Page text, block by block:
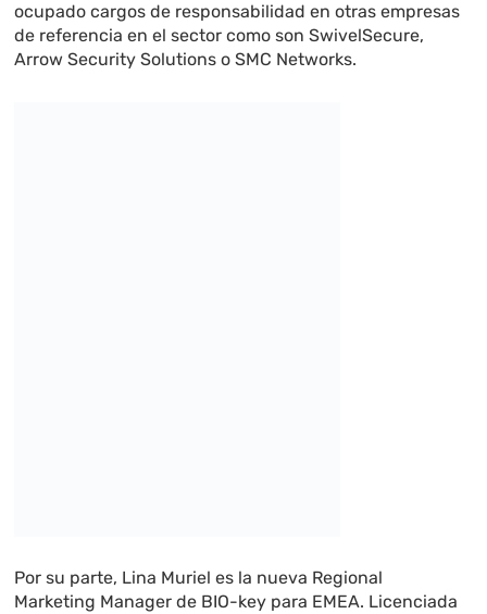
ocupado cargos de responsabilidad en otras empresas
de referencia en el sector como son SwivelSecure,
Arrow Security Solutions o SMC Networks.
Por su parte, Lina Muriel es la nueva Regional
Marketing Manager de BIO-key para EMEA. Licenciada